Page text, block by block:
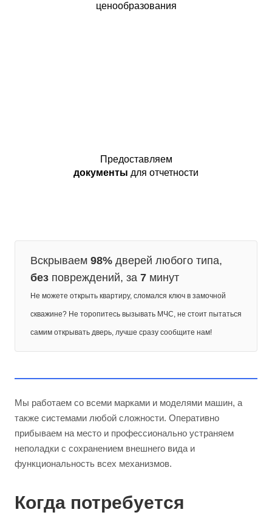
ценообразования
Предоставляем
документы для отчетности
Вскрываем 98% дверей любого типа,
без повреждений, за 7 минут
Не можете открыть квартиру, сломался ключ в замочной
скважине? Не торопитесь вызывать МЧС, не стоит пытаться
самим открывать дверь, лучше сразу сообщите нам!
Мы работаем со всеми марками и моделями машин, а
также системами любой сложности. Оперативно
прибываем на место и профессионально устраняем
неполадки с сохранением внешнего вида и
функциональность всех механизмов.
Когда потребуется